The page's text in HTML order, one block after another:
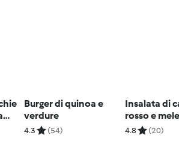
Burger di quinoa e
verdure
4.3 (54)
Insalata di
rosso e
4.8 (20)